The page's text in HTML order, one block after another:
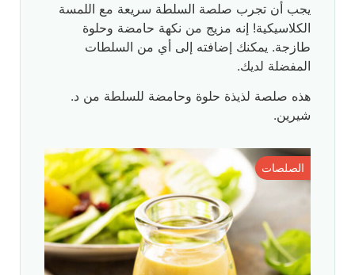
يجب أن تجرب صلصة السلطة سريعة مع اللمسة
الكلاسيكية! إنه مزيج من نكهة حامضة وحلوة
طازجة. يمكنك إضافته إلى أي من السلطات
المفضلة لديك.
هذه صلصة لذيذة حلوة وحامضة للسلطة من د.
شيرين.
الصلصات